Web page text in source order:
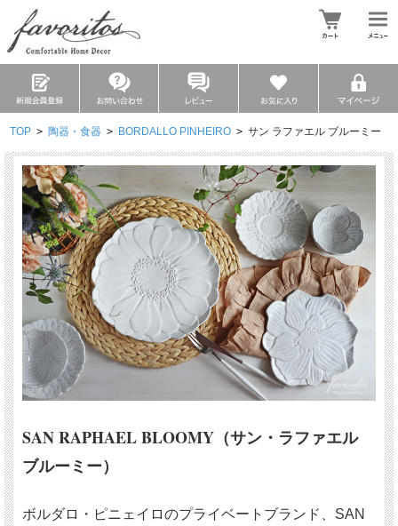
TOP > 陶器・食器 > BORDALLO PINHEIRO > サン ラファエル ブルーミー
SAN RAPHAEL BLOOMY（サン・ラファエル
ブルーミー）
ボルダロ・ピニェイロのプライベートブランド、SAN